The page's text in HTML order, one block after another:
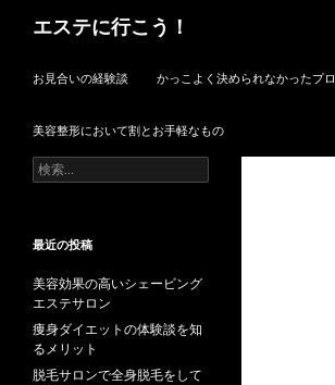
エステに行こう！
お見合いの経験談
かっこよく決められなかったプ
美容整形において割とお手軽なもの
検
索:
最近の投稿
美容効果の高いシェービング
エステサロン
痩身ダイエットの体験談を知
るメリット
脱毛サロンで全身脱毛をして